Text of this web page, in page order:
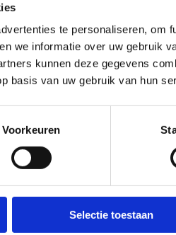
te personaliseren, om
we informatie over uw gebruik
kunnen deze gegevens
basis van uw gebruik van hun
Voorkeuren
Selectie toestaan
wat doen we
Wij